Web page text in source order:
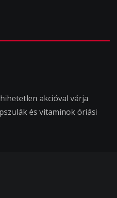
akcióval várja
és vitaminok óriási